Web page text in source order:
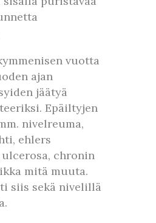
vuotta
ajan
jäätyä
Epäiltyjen
nivelreuma,
ehlers
chronin
mitä muuta.
siis sekä nivelillä